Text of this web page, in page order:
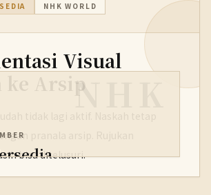
NHK WORLD
Visual
ke Arsip
tidak lagi aktif. Naskah tetap
pranala arsip. Rujukan
bisa ditelusuri.
NHK